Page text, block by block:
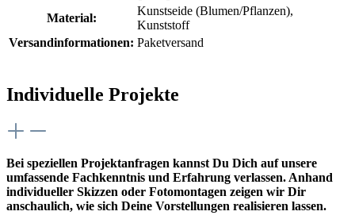
Material:
Kunstseide (Blumen/Pflanzen),
Kunststoff
Versandinformationen: Paketversand
Individuelle Projekte
Bei speziellen Projektanfragen kannst Du Dich auf unsere
umfassende Fachkenntnis und Erfahrung verlassen. Anhand
individueller Skizzen oder Fotomontagen zeigen wir Dir
anschaulich, wie sich Deine Vorstellungen realisieren lassen.